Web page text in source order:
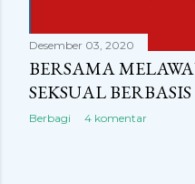
Desember 03, 2020
BERSAMA
SEKSUAL
Berbagi 4 komentar